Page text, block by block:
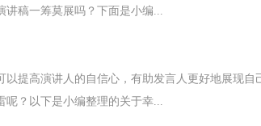
讲稿一筹莫展吗？下面是小编...
以提高演讲人的自信心，有助发言人更好地展现
呢？以下是小编整理的关于幸...